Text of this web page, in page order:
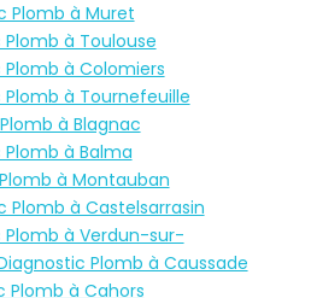
Plomb à Muret
à Toulouse
à Colomiers
à Tournefeuille
à Blagnac
à Balma
à Montauban
Plomb à Castelsarrasin
Plomb à Verdun-sur-
Plomb à Caussade
Plomb à Cahors